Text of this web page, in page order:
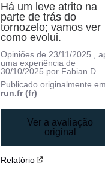
Há um leve atrito na
parte de trás do
tornozelo; vamos ver
como evolui.
Opiniões de23/11/2025 ,
uma experiência de
30/10/2025 por Fabian D.
Publicado originalmente
run.fr (fr)
Ver a avaliação
original
Relatório